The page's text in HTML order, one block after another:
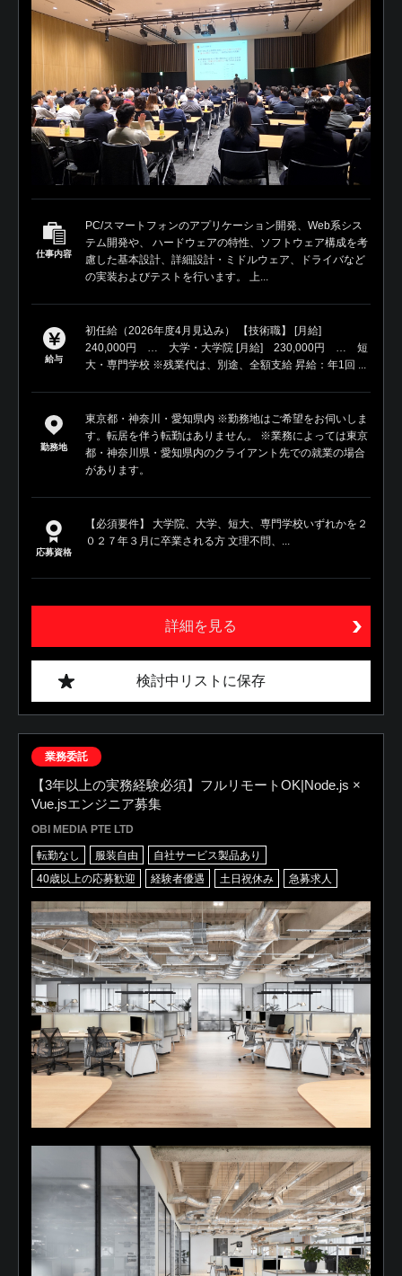
仕事内容
PC/スマートフォンのアプリケーション開発、Web系シス
テム開発や、 ハードウェアの特性、ソフトウェア構成を考
慮した基本設計、詳細設計・ミドルウェア、ドライバなど
の実装およびテストを行います。 上...
給与
初任給（2026年度4月見込み） 【技術職】 [月給]
240,000円 … 大学・大学院 [月給] 230,000円 … 短
大・専門学校 ※残業代は、別途、全額支給 昇給：年1回 ...
勤務地
東京都・神奈川・愛知県内 ※勤務地はご希望をお伺いしま
す。転居を伴う転勤はありません。 ※業務によっては東京
都・神奈川県・愛知県内のクライアント先での就業の場合
があります。
応募資格
【必須要件】 大学院、大学、短大、専門学校いずれかを２
０２７年３月に卒業される方 文理不問、...
詳細を見る
検討中リストに保存
業務委託
【3年以上の実務経験必須】フルリモートOK|Node.js ×
Vue.jsエンジニア募集
OBI MEDIA PTE LTD
転勤なし 服装自由
自社サービス製品あり
40歳以上の応募歓迎
経験者優遇 土日祝休み 急募求人